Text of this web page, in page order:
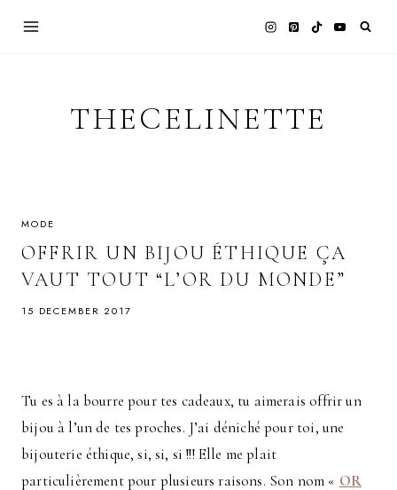
THECELINETTE
MODE
OFFRIR UN BIJOU ÉTHIQUE ÇA
VAUT TOUT “L’OR DU MONDE”
15 DECEMBER 2017
Tu es à la bourre pour tes cadeaux, tu aimerais offrir un
bijou à l’un de tes proches. J’ai déniché pour toi, une
bijouterie éthique, si, si, si !!! Elle me plait
particulièrement pour plusieurs raisons. Son nom « OR